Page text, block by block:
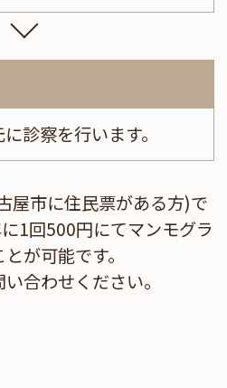
診察を行います。
屋市に住民票がある方)で
1回500円にてマンモグラ
が可能です。
合わせください。